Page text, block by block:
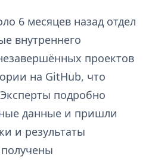
6 месяцев назад отдел
внутреннего
проектов
на GitHub, что
подробно
данные и пришли
и результаты